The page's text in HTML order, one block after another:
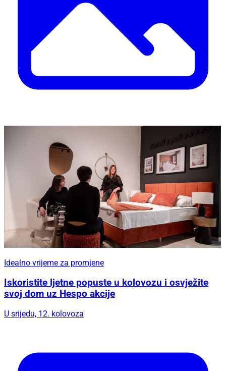
Idealno vrijeme za promjene
Iskoristite ljetne popuste u kolovozu i osvježite
svoj dom uz Hespo akcije
U srijedu, 12. kolovoza